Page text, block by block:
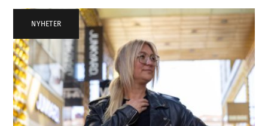
NYHETER